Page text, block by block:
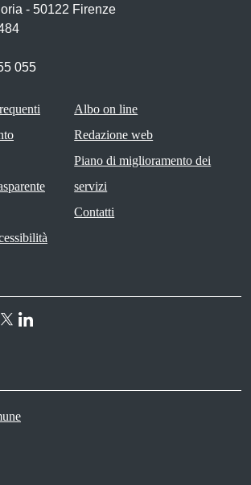
- 50122 Firenze
055
Albo on line
Redazione web
Piano di miglioramento dei
servizi
Contatti
WhatsApp
Twitter
section